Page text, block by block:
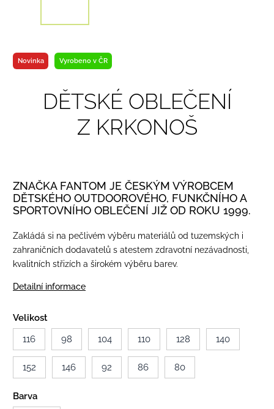
Novinka Vyrobeno v ČR
DĚTSKÉ OBLEČENÍ
Z KRKONOŠ
ZNAČKA FANTOM JE ČESKÝM VÝROBCEM
DĚTSKÉHO OUTDOOROVÉHO, FUNKČNÍHO A
SPORTOVNÍHO OBLEČENÍ JIŽ OD ROKU 1999.
Zakládá si na pečlivém výběru materiálů od tuzemských i
zahraničních dodavatelů s atestem zdravotní nezávadnosti,
kvalitních střizích a širokém výběru barev.
Detailní informace
Velikost
116
98 104 110 128 140
152 146 92 86 80
Barva